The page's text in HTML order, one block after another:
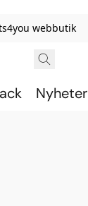
webbutik
Nyheter